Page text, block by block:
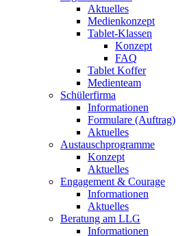
Aktuelles
Medienkonzept
Tablet-Klassen
Konzept
FAQ
Tablet Koffer
Medienteam
Schülerfirma
Informationen
Formulare (Auftrag)
Aktuelles
Austauschprogramme
Konzept
Aktuelles
Engagement & Courage
Informationen
Aktuelles
Beratung am LLG
Informationen